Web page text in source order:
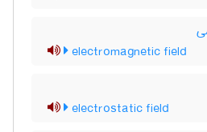
electromagnetic field
electrostatic field